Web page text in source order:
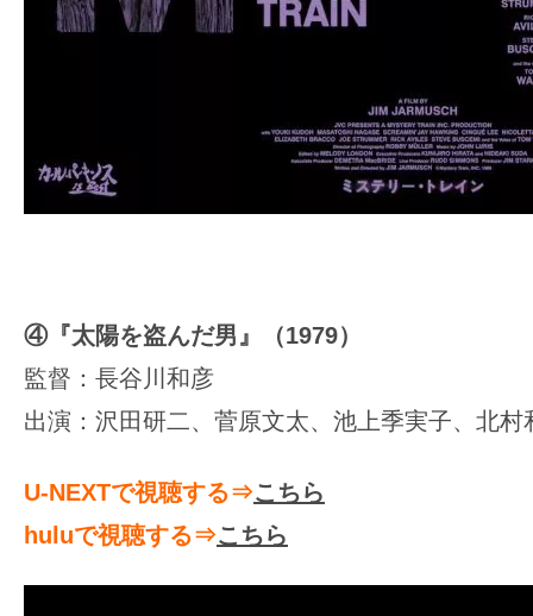
④『太陽を盗んだ男』（1979）
監督：長谷川和彦
出演：沢田研二、菅原文太、池上季実子、北村
U-NEXTで視聴する⇒こちら
huluで視聴する⇒こちら